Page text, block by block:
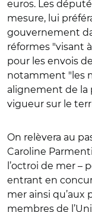
euros. Les
mesure, lui
gouvernement
réformes "visant
pour les envois
notamment "les
alignement de la
vigueur sur le
On relèvera au
Caroline
l’octroi de mer –
entrant en
mer ainsi
membres de